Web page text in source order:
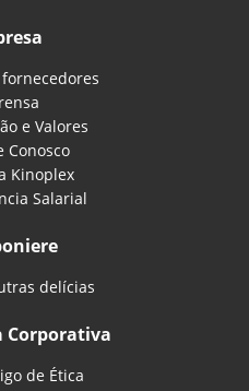
e Valores
Conosco
Kinoplex
Salarial
delícias
Corporativa
de Ética